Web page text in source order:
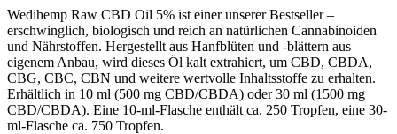
Menge
Wedihemp Raw CBD Oil 5% ist einer unserer Bestseller –
erschwinglich, biologisch und reich an natürlichen Cannabinoiden
und Nährstoffen. Hergestellt aus Hanfblüten und -blättern aus
eigenem Anbau, wird dieses Öl kalt extrahiert, um CBD, CBDA,
CBG, CBC, CBN und weitere wertvolle Inhaltsstoffe zu erhalten.
Erhältlich in 10 ml (500 mg CBD/CBDA) oder 30 ml (1500 mg
CBD/CBDA). Eine 10-ml-Flasche enthält ca. 250 Tropfen, eine 30-
ml-Flasche ca. 750 Tropfen.